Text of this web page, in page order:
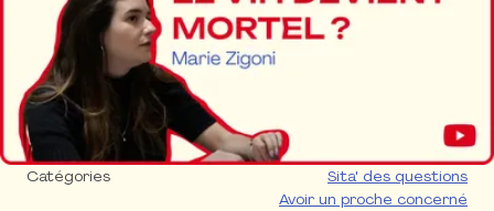
Catégories
Sita' des questions
Avoir un proche concerné